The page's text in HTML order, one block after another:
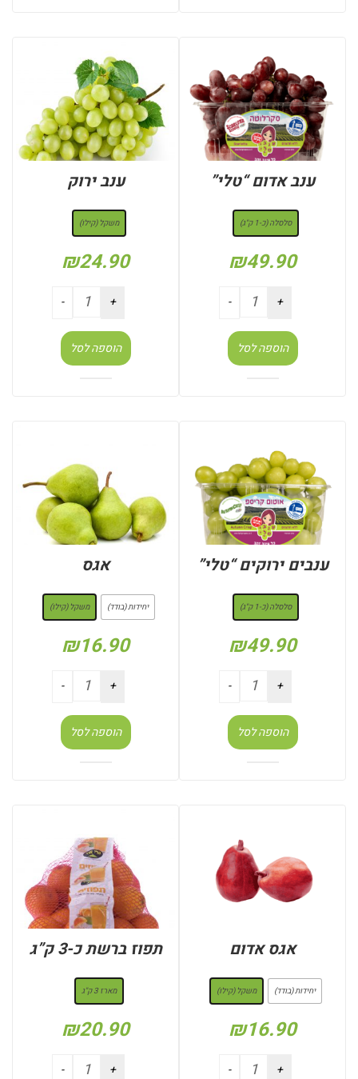
ענב אדום “טלי”
סלסלה (כ-1 ק"ג)
₪49.90
הוספה לסל
ענב ירוק
משקל (קילו)
₪24.90
הוספה לסל
ענבים ירוקים “טלי”
סלסלה (כ-1 ק"ג)
₪49.90
הוספה לסל
אגס
יחידות (בודד) משקל (קילו)
₪16.90
הוספה לסל
אגס אדום
יחידות (בודד) משקל (קילו)
₪16.90
תפוז ברשת כ-3 ק”ג
מארז 3 ק"ג
₪20.90